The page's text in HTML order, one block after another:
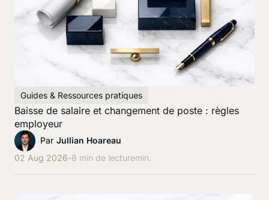
Guides & Ressources pratiques
Baisse de salaire et changement de poste : règles
employeur
Par Jullian Hoareau
02 Aug 2026-8 min de lecturemin.